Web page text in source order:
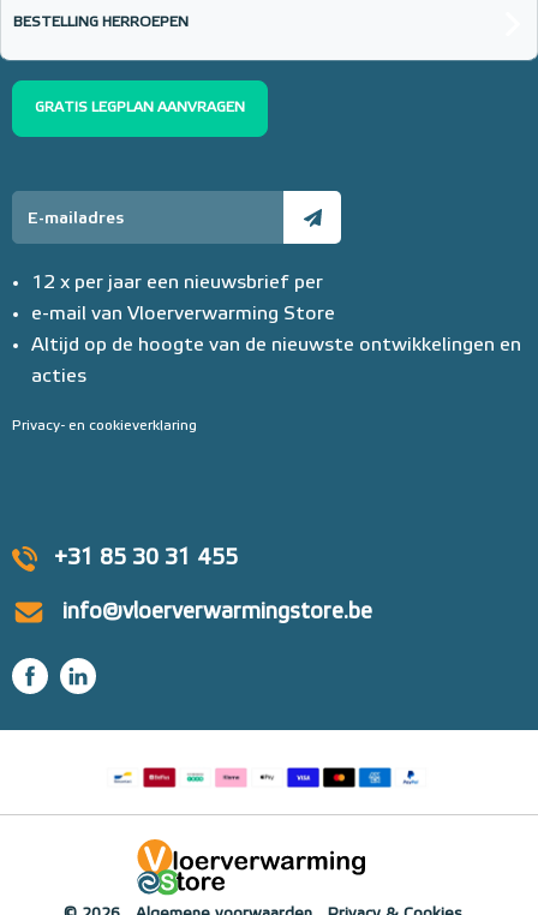
+31 85 30 31 455
info@vloerverwarmingstore.be
BESTELLING HERROEPEN
GRATIS LEGPLAN AANVRAGEN
12 x per jaar een nieuwsbrief per
e-mail van Vloerverwarming Store
Altijd op de hoogte van de nieuwste ontwikkelingen en
acties
Privacy- en cookieverklaring